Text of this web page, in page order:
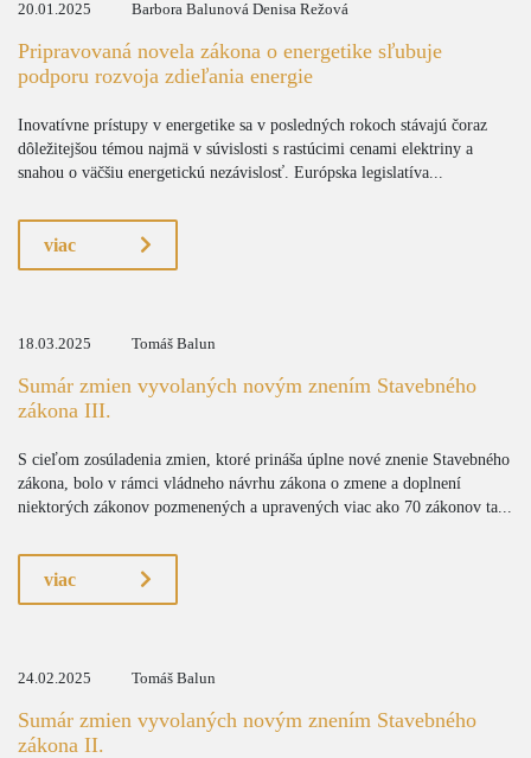
20.01.2025 Barbora Balunová Denisa Režová
Pripravovaná novela zákona o energetike sľubuje
podporu rozvoja zdieľania energie
Inovatívne prístupy v energetike sa v posledných rokoch stávajú čoraz
dôležitejšou témou najmä v súvislosti s rastúcimi cenami elektriny a
snahou o väčšiu energetickú nezávislosť. Európska legislatíva...
viac
18.03.2025 Tomáš Balun
Sumár zmien vyvolaných novým znením Stavebného
zákona III.
S cieľom zosúladenia zmien, ktoré prináša úplne nové znenie Stavebného
zákona, bolo v rámci vládneho návrhu zákona o zmene a doplnení
niektorých zákonov pozmenených a upravených viac ako 70 zákonov ta...
viac
24.02.2025 Tomáš Balun
Sumár zmien vyvolaných novým znením Stavebného
zákona II.